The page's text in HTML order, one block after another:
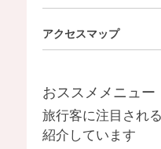
アクセスマップ
おススメメニュー
旅行客に注目され
紹介しています